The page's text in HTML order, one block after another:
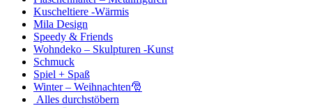
Kuscheltiere -Wärmis
Mila Design
Speedy & Friends
Wohndeko – Skulpturen -Kunst
Schmuck
Spiel + Spaß
Winter – Weihnachten🎅
Alles durchstöbern